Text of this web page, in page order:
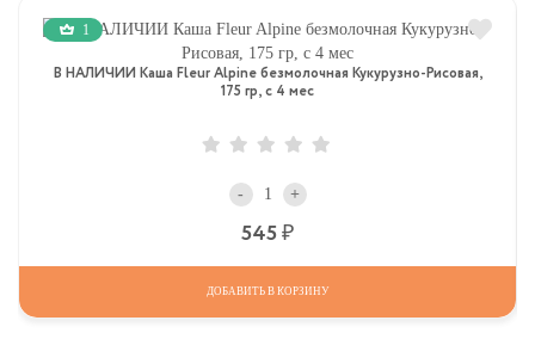
1
В НАЛИЧИИ Каша Fleur Alpine безмолочная Кукурузно-Рисовая,
175 гр, с 4 мес
- +
545
ДОБАВИТЬ В КОРЗИНУ